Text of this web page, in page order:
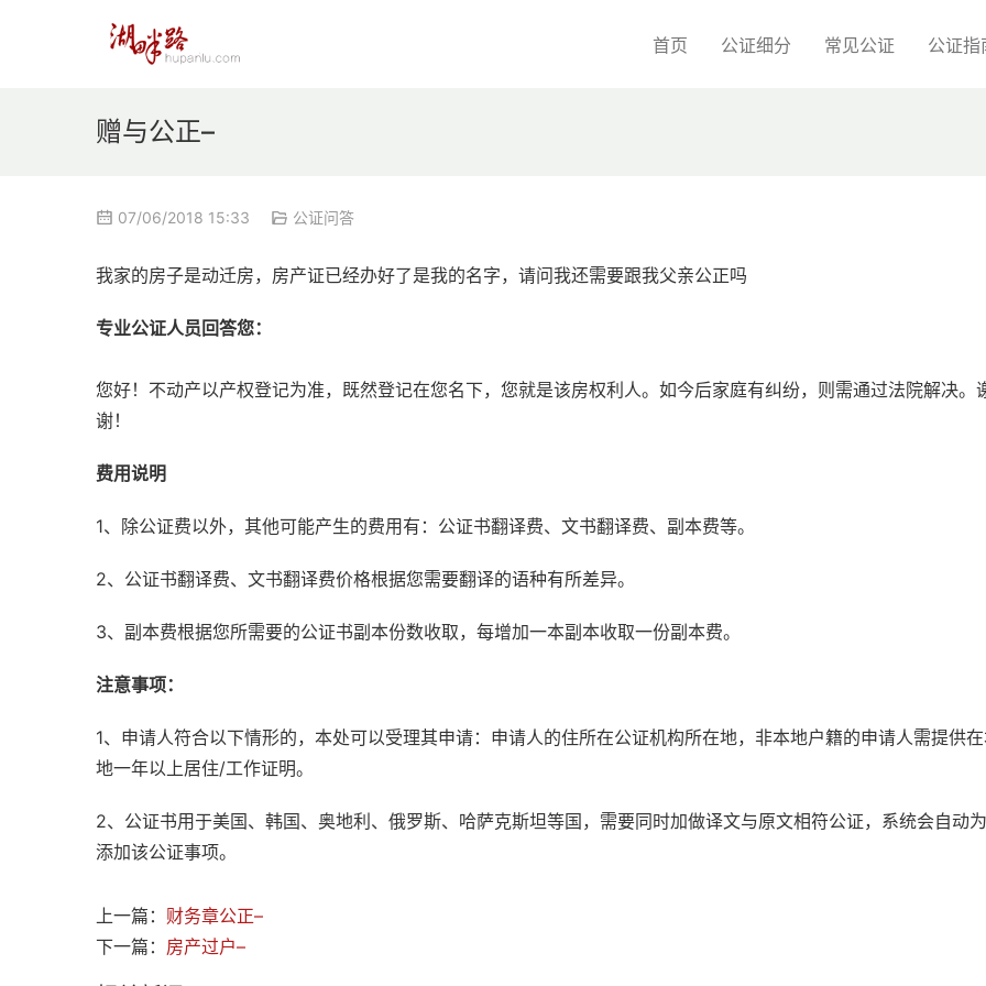
首页 公证细分 常见公证 公证指
赠与公正–
07/06/2018 15:33 公证问答
我家的房子是动迁房，房产证已经办好了是我的名字，请问我还需要跟我父亲公正吗
专业公证人员回答您：
您好！不动产以产权登记为准，既然登记在您名下，您就是该房权利人。如今后家庭有纠纷，则需通过法院解决。
谢！
费用说明
1、除公证费以外，其他可能产生的费用有：公证书翻译费、文书翻译费、副本费等。
2、公证书翻译费、文书翻译费价格根据您需要翻译的语种有所差异。
3、副本费根据您所需要的公证书副本份数收取，每增加一本副本收取一份副本费。
注意事项：
1、申请人符合以下情形的，本处可以受理其申请：申请人的住所在公证机构所在地，非本地户籍的申请人需提供
地一年以上居住/工作证明。
2、公证书用于美国、韩国、奥地利、俄罗斯、哈萨克斯坦等国，需要同时加做译文与原文相符公证，系统会自动
添加该公证事项。
上一篇： 财务章公正–
下一篇： 房产过户–